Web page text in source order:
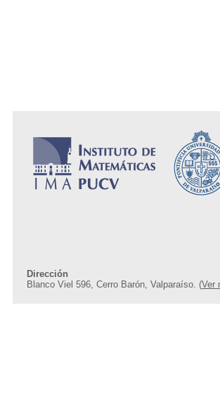
Dirección
Blanco Viel 596, Cerro Barón, Valparaíso. (Ver